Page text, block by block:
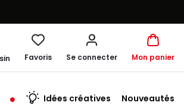
Favoris Se connecter Mon panier
Idées créatives Nouveautés